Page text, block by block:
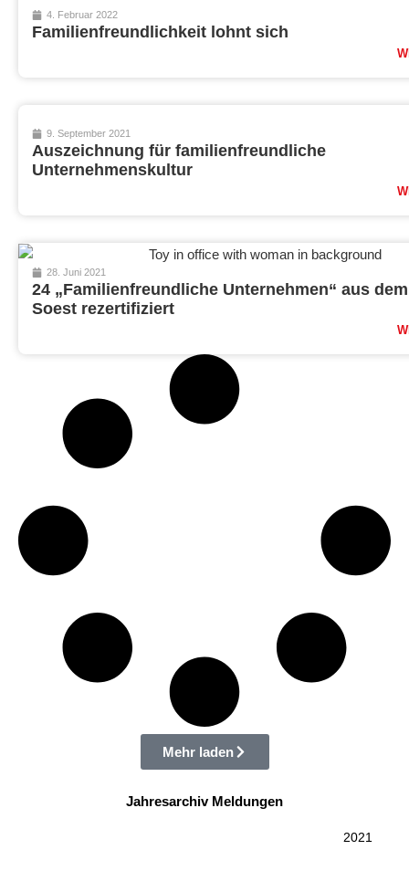
4. Februar 2022
Familienfreundlichkeit lohnt sich
9. September 2021
Auszeichnung für familienfreundliche
Unternehmenskultur
28. Juni 2021
24 „Familienfreundliche Unternehmen“ aus
Soest rezertifiziert
Mehr laden
Jahresarchiv Meldungen
2021